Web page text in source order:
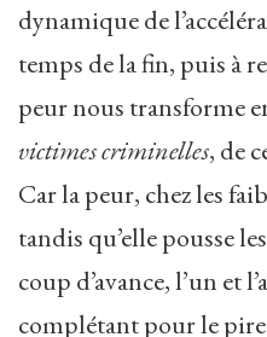
dynamique de
temps de la fin, puis à
peur nous transforme
victimes criminelles, de
Car la peur, chez les
tandis qu’elle pousse
coup d’avance, l’un et
complétant pour le